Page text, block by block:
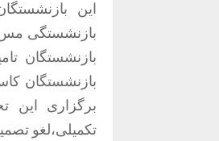
بازنشستگی مس
بازنشستگان
بازنشستگان
برگزاری این
تکمیلی،لغو